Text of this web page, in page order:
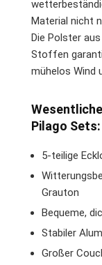
Material nicht
Die Polster
Stoffen
mühelos Wind
Pilago Sets:
5-teilige
Grauton
Bequeme,
Stabiler
Großer